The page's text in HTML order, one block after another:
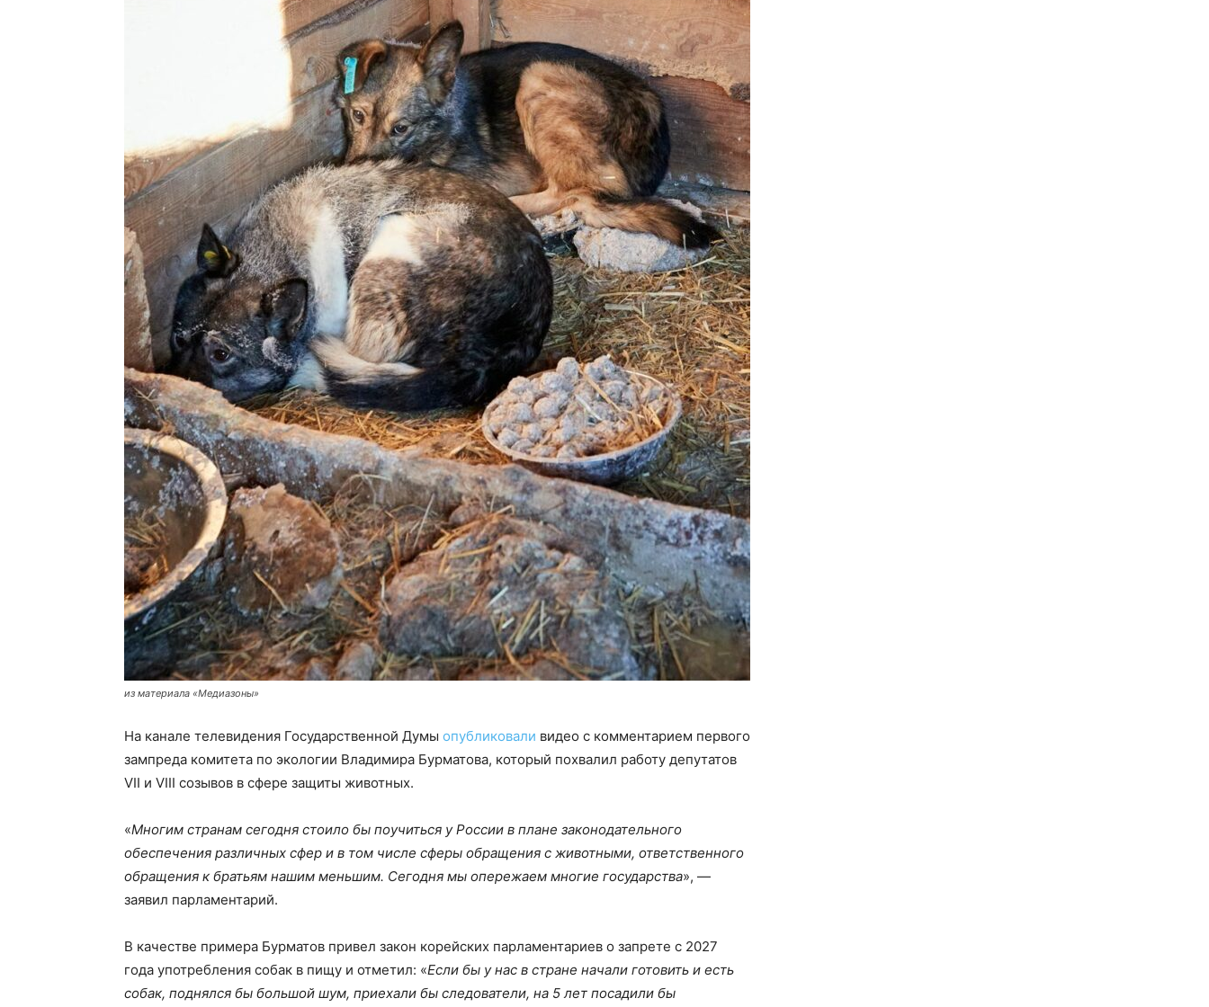
из материала «Медиазоны»
На канале телевидения Государственной Думы опубликовали видео с комментарием первого
зампреда комитета по экологии Владимира Бурматова, который похвалил работу депутатов
VII и VIII созывов в сфере защиты животных.
«Многим странам сегодня стоило бы поучиться у России в плане законодательного
обеспечения различных сфер и в том числе сферы обращения с животными, ответственного
обращения к братьям нашим меньшим. Сегодня мы опережаем многие государства», —
заявил парламентарий.
В качестве примера Бурматов привел закон корейских парламентариев о запрете с 2027
года употребления собак в пищу и отметил: «Если бы у нас в стране начали готовить и есть
собак, поднялся бы большой шум, приехали бы следователи, на 5 лет посадили бы